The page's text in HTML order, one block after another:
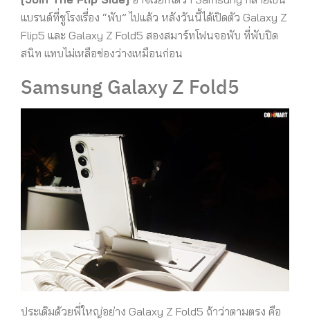
แบรนด์ที่ชูโรงเรื่อง “พับ” ไปแล้ว หลังวันนี้ได้เปิดตัว Galaxy Z
Flip5 และ Galaxy Z Fold5 สองสมาร์ทโฟนจอพับ ที่พับปิด
สนิท แทบไม่เหลือช่องว่างเหมือนก่อน
Samsung Galaxy Z Fold5
ประเดิมด้วยพี่ใหญ่อย่าง Galaxy Z Fold5 ถ้าว่าตามตรง คือ